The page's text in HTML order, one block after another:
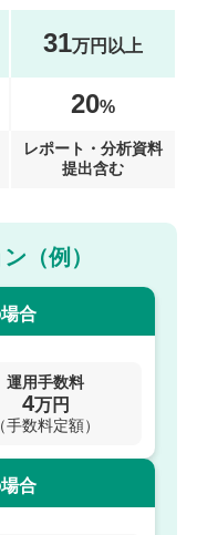
31万円以上
20%
レポート・分析資料
提出含む
（例）
合
運用手数料
4万円
（手数料定額）
合